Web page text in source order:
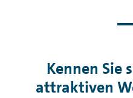
Kennen Sie
attraktiven